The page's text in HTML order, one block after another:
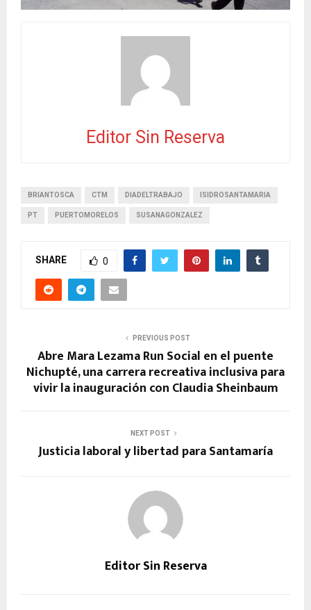
Editor Sin Reserva
BRIANTOSCA CTM DIADELTRABAJO ISIDROSANTAMARIA
PT PUERTOMORELOS SUSANAGONZALEZ
SHARE 0
PREVIOUS POST
Abre Mara Lezama Run Social en el puente
Nichupté, una carrera recreativa inclusiva para
vivir la inauguración con Claudia Sheinbaum
NEXT POST
Justicia laboral y libertad para Santamaría
Editor Sin Reserva